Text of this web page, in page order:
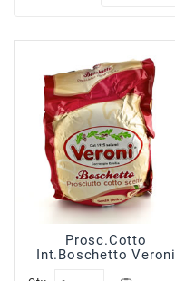
Surgelati
Surgelati
Verdure
Patate
Minestroni
Surgelati
Prosc.Cotto
Int.Boschetto Veroni